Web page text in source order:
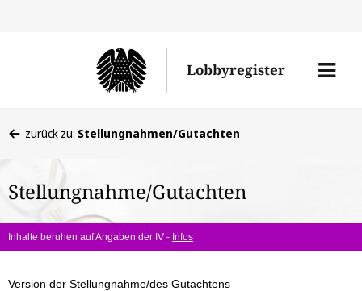
Lobbyregister
Menü
befinden
hier:
zurück zu: Stellungnahmen/Gutachten
Stellungnahme/Gutachten
Inhalte beruhen auf Angaben der IV - Infos
Version der Stellungnahme/des Gutachtens